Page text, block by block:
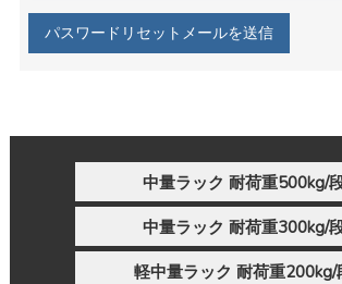
パスワードリセットメールを送信
中量ラック 耐荷重500kg/
中量ラック 耐荷重300kg/
軽中量ラック 耐荷重200kg/